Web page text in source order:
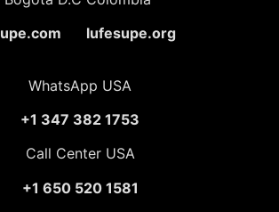
lufesupe.org
WhatsApp USA
+1 347 382 1753
Call Center USA
+1 650 520 1581